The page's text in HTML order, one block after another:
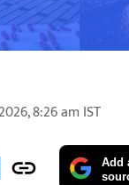
8:26 am IST
Add